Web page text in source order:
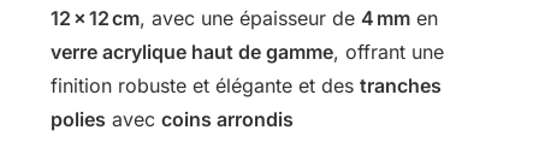
12 × 12 cm, avec une épaisseur de4 mm en
verre acrylique haut de gamme, offrant une
finition robuste et élégante et destranches
polies aveccoins arrondis